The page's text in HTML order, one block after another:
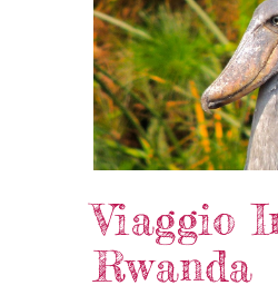
Viaggio
Rwanda